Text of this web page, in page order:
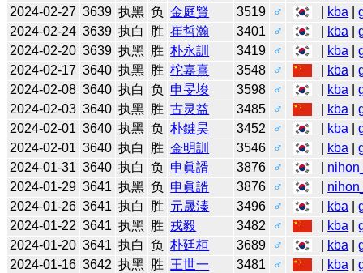
2024-02-27 3639 执黑 负 金庭賢 3519 ♂ kba |
2024-02-24 3639 执白 胜 崔哲瀚 3401 ♂ kba |
2024-02-20 3639 执黑 胜 朴永訓 3419 ♂ kba |
2024-02-17 3640 执黑 胜 柁嘉熹 3548 ♂ kba |
2024-02-08 3640 执白 负 申旻埈 3598 ♂ kba |
2024-02-03 3640 执黑 胜 古灵益 3485 ♂ kba |
2024-02-01 3640 执黑 负 朴鍵昊 3452 ♂ kba |
2024-02-01 3640 执白 胜 金明訓 3546 ♂ kba |
2024-01-31 3640 执白 负 申眞諝 3876 ♂
2024-01-29 3641 执黑 负 申眞諝 3876 ♂
2024-01-26 3641 执白 胜 元晟溱 3496 ♂ kba |
2024-01-22 3641 执黑 胜 戎毅 3482 ♂ kba |
2024-01-20 3641 执白 负 朴廷桓 3689 ♂ kba |
2024-01-16 3642 执黑 胜 王世一 3481 ♂ kba |